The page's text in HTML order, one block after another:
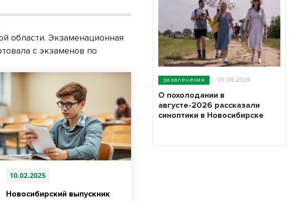
области. Экзаменационная
с экзаменов по
10.02.2025
Новосибирский выпускник
развлечения 05.08.2026
О похолодании в
августе-2026 рассказали
синоптики в Новосибирске